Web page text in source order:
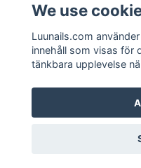
Social Media
© 2026
We use
Luunails.com
innehåll som visas för
tänkbara upplevelse